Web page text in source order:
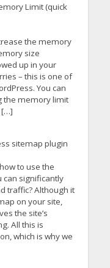
Limit (quick
the memory
size
up in your
– this is one of
You can
the memory limit
[…]
sitemap plugin
to use the
can significantly
traffic? Although it
on your site,
the site’s
All this is
which is why we